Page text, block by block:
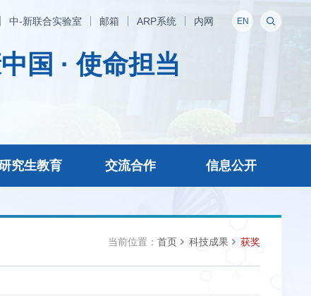
EN
中-新联合实验室 邮箱 ARP系统 内网
国 · 使命担当
究生教育 交流合作 信息公开
当前位置： 首页 科技成果 获奖